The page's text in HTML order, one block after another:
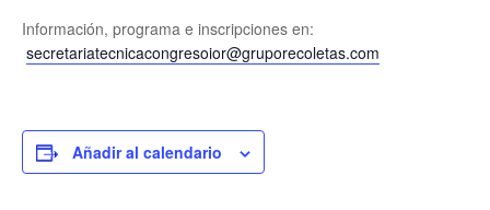
Información, programa e inscripciones en:
secretariatecnicacongresoior@gruporecoletas.com
Añadir al calendario